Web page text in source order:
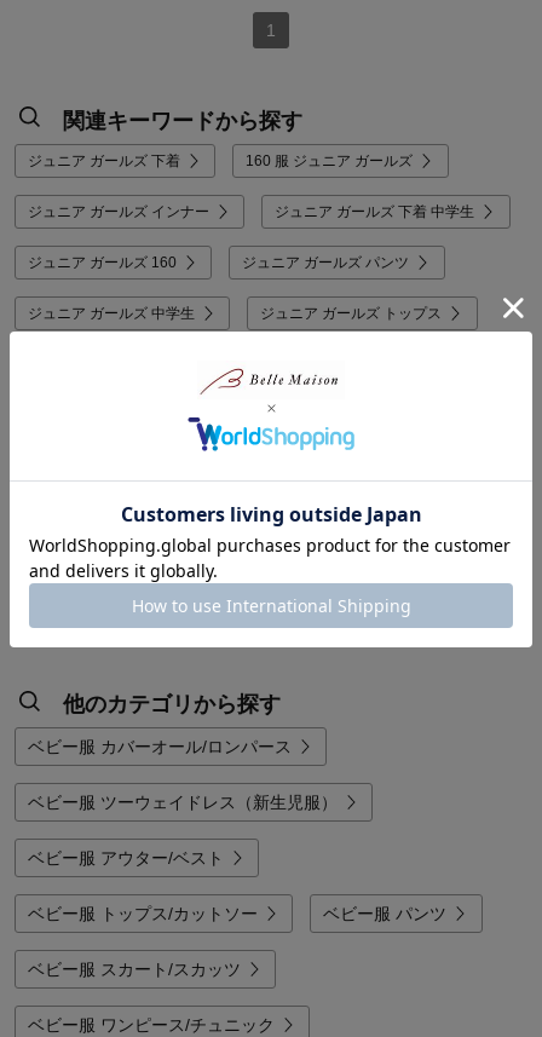
1
関連キーワードから探す
ジュニア ガールズ 下着 160 服 ジュニア ガールズ
ジュニア ガールズ インナー ジュニア ガールズ 下着 中学生
ジュニア ガールズ 160 ジュニア ガールズ パンツ
ジュニア ガールズ 中学生 ジュニア ガールズ トップス
関連カテゴリから探す
子供服/子供用品福袋
ギフト ベビー服/ベビー肌着/スタイ
他のカテゴリから探す
ベビー服 カバーオール/ロンパース
ベビー服 ツーウェイドレス（新生児服）
ベビー服 アウター/ベスト
ベビー服 トップス/カットソー ベビー服 パンツ
ベビー服 スカート/スカッツ
ベビー服 ワンピース/チュニック